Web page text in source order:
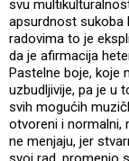
svu
apsurdnost sukoba
radovima to je
da je afirmacija
Pastelne boje, koje
uzbudljivije, pa je u
svih mogućih
otvoreni i normalni,
ne menjaju, jer